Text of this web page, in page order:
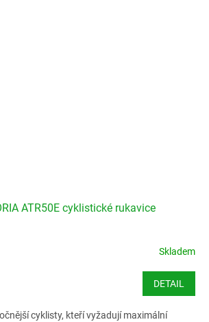
ATR50E cyklistické rukavice
Skladem
DETAIL
cyklisty, kteří vyžadují maximální